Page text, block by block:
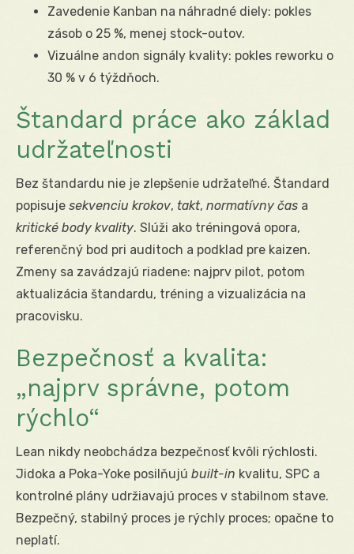
Zavedenie Kanban na náhradné diely: pokles
zásob o 25 %, menej stock-outov.
Vizuálne andon signály kvality: pokles reworku o
30 % v 6 týždňoch.
Štandard práce ako základ
udržateľnosti
Bez štandardu nie je zlepšenie udržateľné. Štandard
popisuje sekvenciu krokov, takt, normatívny čas a
kritické body kvality. Slúži ako tréningová opora,
referenčný bod pri auditoch a podklad pre kaizen.
Zmeny sa zavádzajú riadene: najprv pilot, potom
aktualizácia štandardu, tréning a vizualizácia na
pracovisku.
Bezpečnosť a kvalita:
„najprv správne, potom
rýchlo“
Lean nikdy neobchádza bezpečnosť kvôli rýchlosti.
Jidoka a Poka-Yoke posilňujú built-in kvalitu, SPC a
kontrolné plány udržiavajú proces v stabilnom stave.
Bezpečný, stabilný proces je rýchly proces; opačne to
neplatí.